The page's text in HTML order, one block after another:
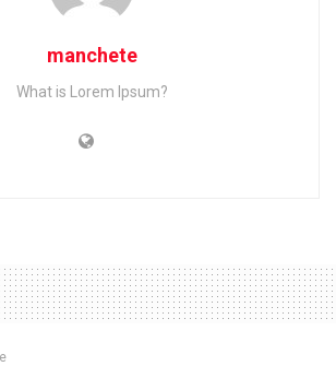
manchete
What is Lorem Ipsum?